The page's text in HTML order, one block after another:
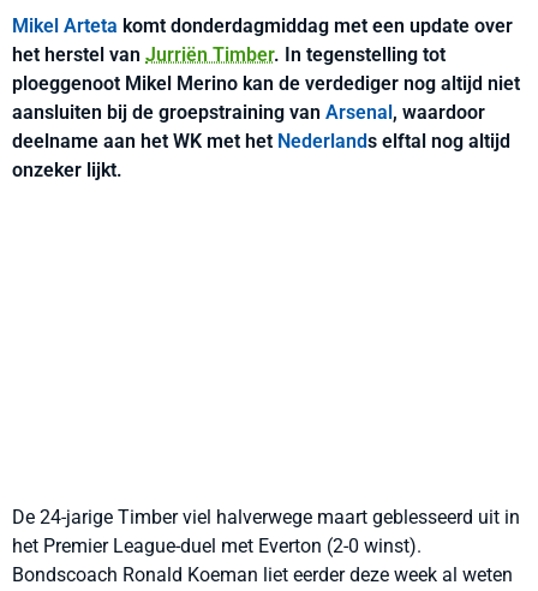
Mikel Arteta komt donderdagmiddag met een update over
het herstel van Jurriën Timber. In tegenstelling tot
ploeggenoot Mikel Merino kan de verdediger nog altijd niet
aansluiten bij de groepstraining van Arsenal, waardoor
deelname aan het WK met het Nederlands elftal nog altijd
onzeker lijkt.
De 24-jarige Timber viel halverwege maart geblesseerd uit in
het Premier League-duel met Everton (2-0 winst).
Bondscoach Ronald Koeman liet eerder deze week al weten